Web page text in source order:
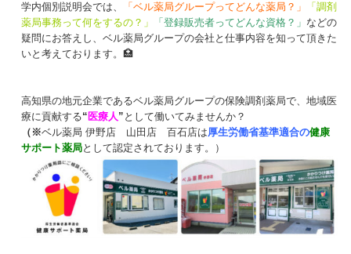
学内個別説明会では、 「ベル薬局グループってどんな薬局？」
「調剤
薬局事務って何をするの？」
「登録販売者ってどんな資格？」 などの
疑問にお答えし、ベル薬局グループの会社と仕事内容を知って頂きた
いと考えております。🏥
高知県の地元企業であるベル薬局グループの保険調剤薬局で、地域医
療に貢献する“ 医療人” として働いてみませんか？
（※ベル薬局 伊野店 山田店 百石店は厚生労働省基準適合の健康
サポート薬局として認定されております。）